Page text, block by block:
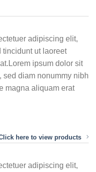
adipiscing elit,
tincidunt ut laoreet
ipsum dolor sit
sed diam nonummy nibh
magna aliquam erat
here to view products
adipiscing elit,